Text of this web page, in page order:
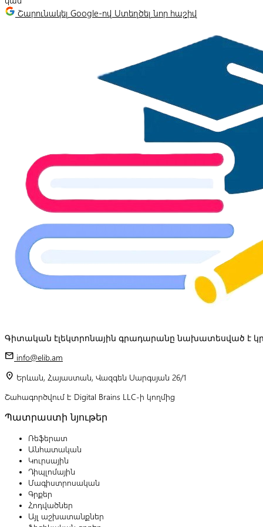
Շարունակել Google-ով Ստեղծել նոր հաշիվ
Գիտական էլեկտրոնային գրադարանը նախատեսված է
mail info@elib.am
location_on Երևան, Հայաստան, Վազգեն Սարգսյան 26/1
Շահագործվում է Digital Brains LLC-ի կողմից
Պատրաստի նյութեր
Ռեֆերատ
Անհատական
Կուրսային
Դիպլոմային
Մագիստրոսական
Գրքեր
Հոդվածներ
Այլ աշխատանքներ